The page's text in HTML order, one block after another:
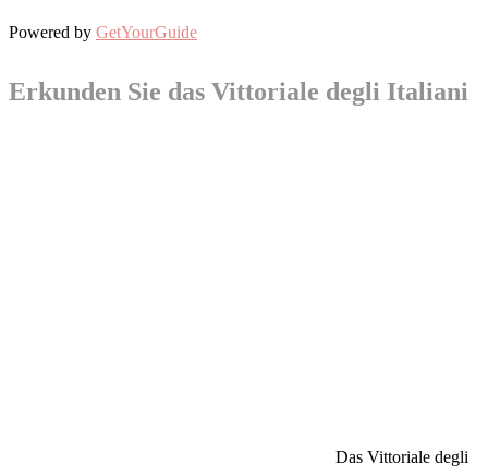
Powered by GetYourGuide
Erkunden Sie das Vittoriale degli Italiani
Das Vittoriale degli